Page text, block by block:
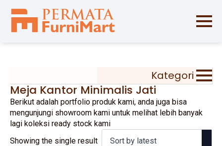
Kategori
Meja Kantor Minimalis Jati
Berikut adalah portfolio produk kami, anda juga bisa
mengunjungi showroom kami untuk melihat lebih banyak
lagi koleksi ready stock kami
Showing the single result